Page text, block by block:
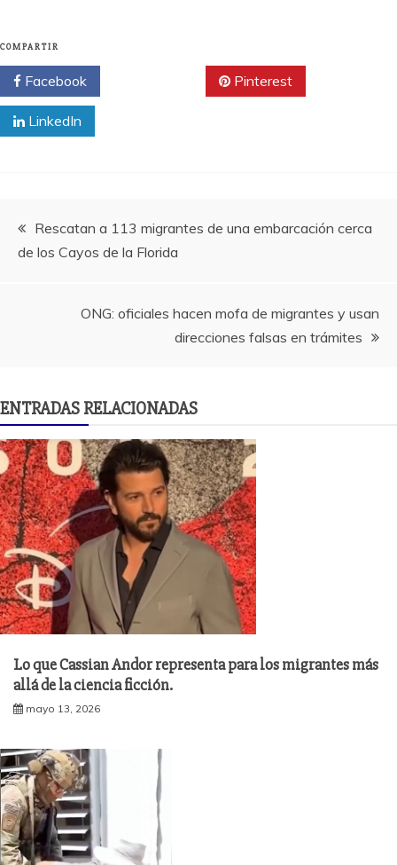
COMPARTIR
Facebook Pinterest
LinkedIn
Navegación
de
entradas
Rescatan a 113 migrantes de una embarcación cerca
de los Cayos de la Florida
ONG: oficiales hacen mofa de migrantes y usan
direcciones falsas en trámites
ENTRADAS RELACIONADAS
Lo que Cassian Andor representa para los migrantes más
allá de la ciencia ficción.
mayo 13, 2026